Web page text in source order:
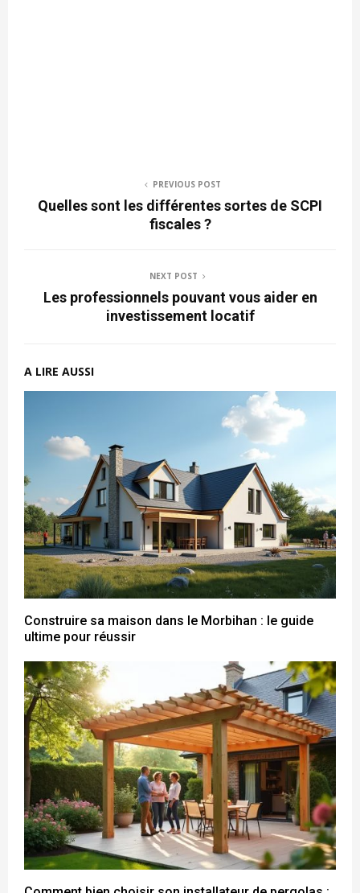
PREVIOUS POST
Quelles sont les différentes sortes de SCPI
fiscales ?
NEXT POST
Les professionnels pouvant vous aider en
investissement locatif
A LIRE AUSSI
Construire sa maison dans le Morbihan : le guide
ultime pour réussir